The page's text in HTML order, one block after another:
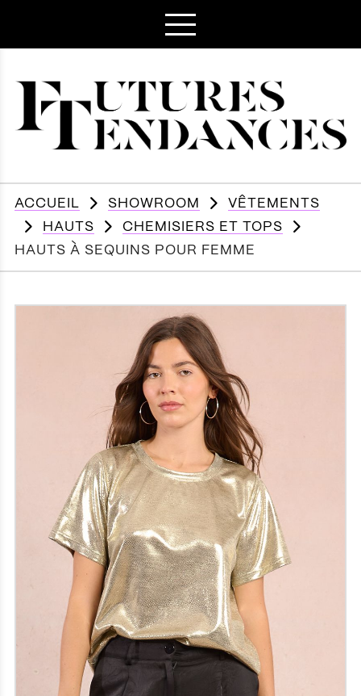
ACCUEIL SHOWROOM
VÊTEMENTS
HAUTS
CHEMISIERS ET TOPS
HAUTS À SEQUINS POUR FEMME